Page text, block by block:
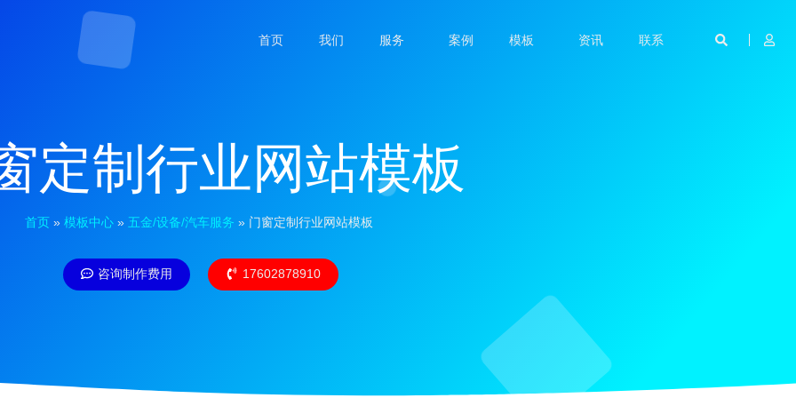
首页 我们 服务 案例 模板 资讯 联系
定制行业网站模板
首页 » 模板中心 » 五金/设备/汽车服务 » 门窗定制行业网站模板
咨询制作费用 17602878910